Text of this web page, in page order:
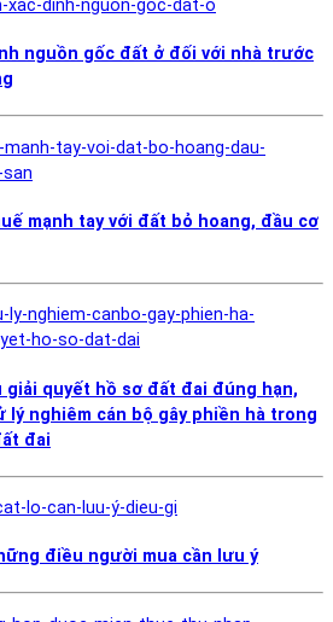
nguồn gốc đất ở đối với nhà trước
mạnh tay với đất bỏ hoang, đầu cơ
giải quyết hồ sơ đất đai đúng hạn,
lý nghiêm cán bộ gây phiền hà trong
đai
điều người mua cần lưu ý